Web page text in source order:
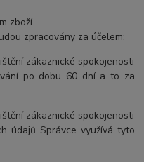
zboží
zpracovány za účelem:
zákaznické spokojenosti
po dobu 60 dní a to za
zákaznické spokojenosti
údajů Správce využívá tyto